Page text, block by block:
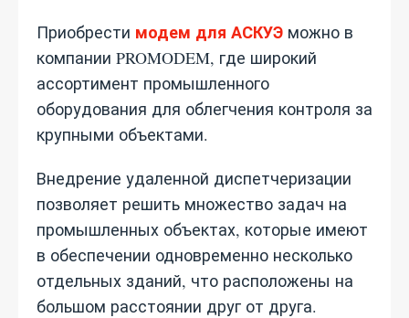
Приобрести модем для АСКУЭ можно в
компании PROMODEM, где широкий
ассортимент промышленного
оборудования для облегчения контроля за
крупными объектами.
Внедрение удаленной диспетчеризации
позволяет решить множество задач на
промышленных объектах, которые имеют
в обеспечении одновременно несколько
отдельных зданий, что расположены на
большом расстоянии друг от друга.